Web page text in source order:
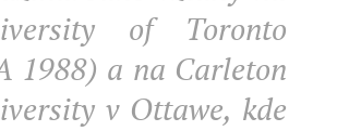
of Toronto
1988) a na Carleton
v Ottawe, kde